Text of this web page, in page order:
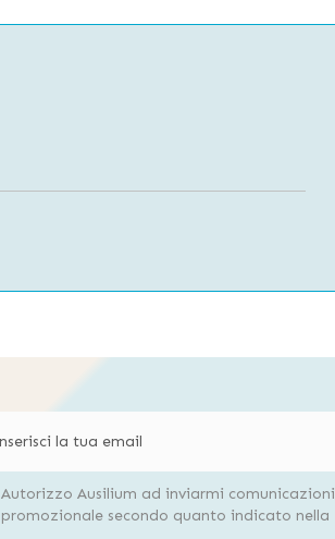
Autorizzo Ausilium ad inviarmi
promozionale secondo quanto indicato nella